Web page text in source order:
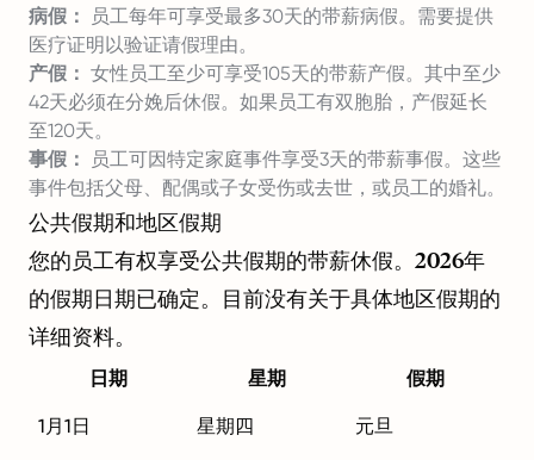
病假：
员工每年可享受最多30天的带薪病假。需要提供
医疗证明以验证请假理由。
产假： 女性员工至少可享受105天的带薪产假。其中至少
42天必须在分娩后休假。如果员工有双胞胎，产假延长
至120天。
事假：
员工可因特定家庭事件享受3天的带薪事假。这些
事件包括父母、配偶或子女受伤或去世，或员工的婚礼。
公共假期和地区假期
您的员工有权享受公共假期的带薪休假。2026年
的假期日期已确定。目前没有关于具体地区假期的
详细资料。
日期 星期 假期
1月1日 星期四 元旦